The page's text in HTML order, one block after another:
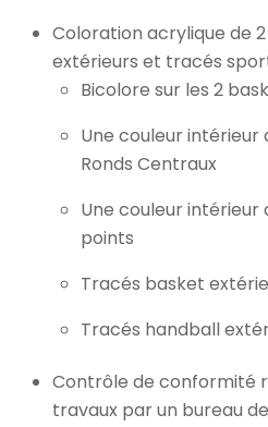
Coloration acrylique de
extérieurs et tracés
Bicolore sur les 2
Une couleur intérieur
Ronds Centraux
Une couleur intérieur
points
Tracés basket
Tracés handball
Contrôle de conformité
travaux par un bureau